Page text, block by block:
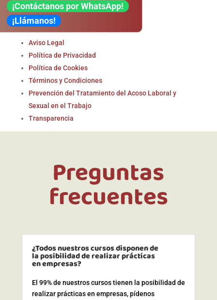
Legal
Aviso Legal
Política de Privacidad
Política de Cookies
Términos y Condiciones
Prevención del Tratamiento del Acoso Laboral y
Sexual en el Trabajo
Transparencia
Preguntas
frecuentes
¿Todos nuestros cursos disponen de
la posibilidad de realizar prácticas
en empresas?
El 99% de nuestros cursos tienen la posibilidad de
realizar prácticas en empresas, pídenos
¡Contáctanos por WhatsApp!
¡Llámanos!